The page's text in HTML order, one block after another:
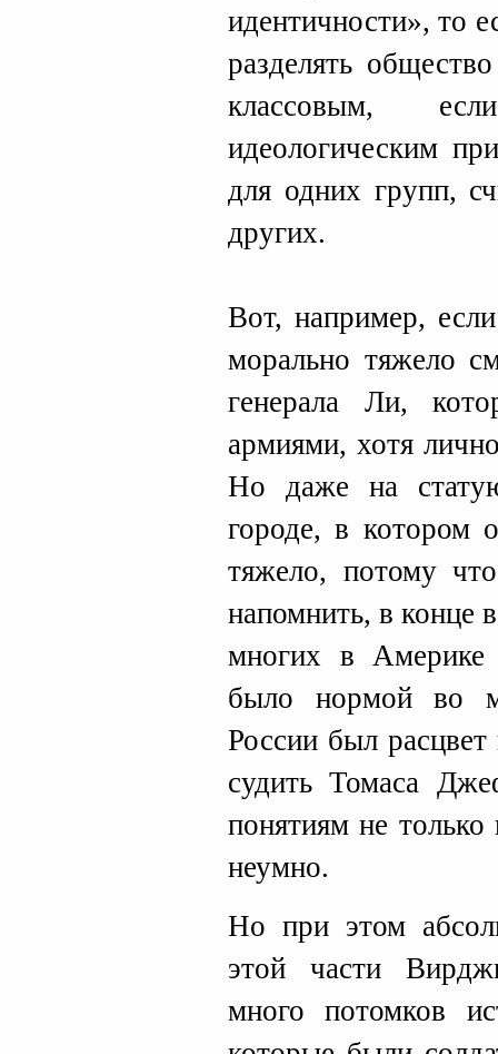
идентичности», то
разделять
классовым,
идеологическим
для одних групп,
других.
Вот, например,
морально тяжело
генерала Ли,
армиями, хотя
Но даже на
городе, в котором
тяжело, потому
напомнить, в конце
многих в Америке
было нормой во
России был расцвет
судить Томаса
понятиям не
неумно.
Но при этом
этой части
много потомков